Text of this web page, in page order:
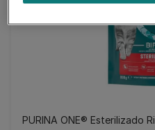
PURINA ONE® Esterilizado